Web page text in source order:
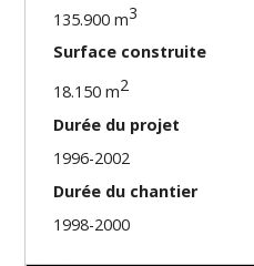
135.900 m3
Surface construite
18.150 m2
Durée du projet
1996-2002
Durée du chantier
1998-2000